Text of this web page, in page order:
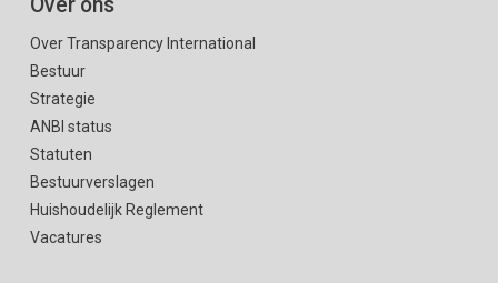
Over Transparency International
Bestuur
Strategie
ANBI status
Statuten
Bestuurverslagen
Huishoudelijk Reglement
Vacatures